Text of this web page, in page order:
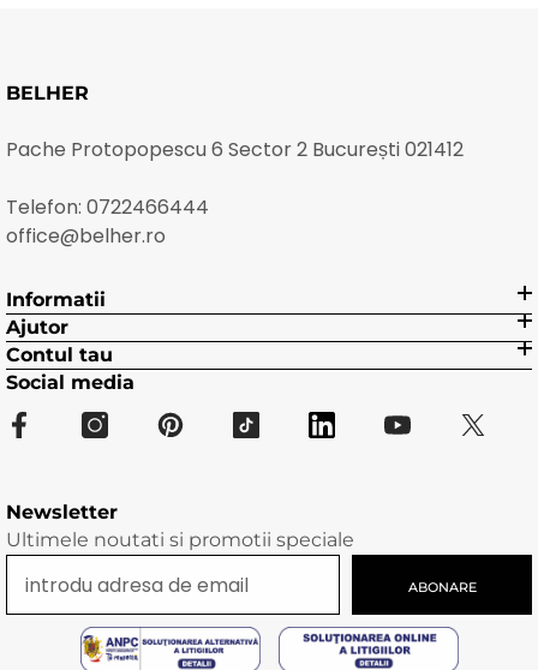
BELHER
Pache Protopopescu 6 Sector 2 București 021412
Telefon: 0722466444
office@belher.ro
Informatii
Ajutor
Contul tau
Social media
Newsletter
Ultimele noutati si promotii speciale
ABONARE